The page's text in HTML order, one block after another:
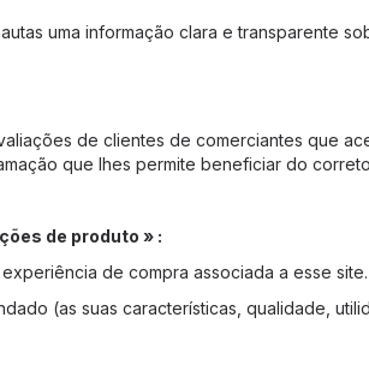
uma informação clara e transparente
de clientes de comerciantes que
que lhes permite beneficiar do
de produto » :
de compra associada a esse site.
(as suas características, qualidade,